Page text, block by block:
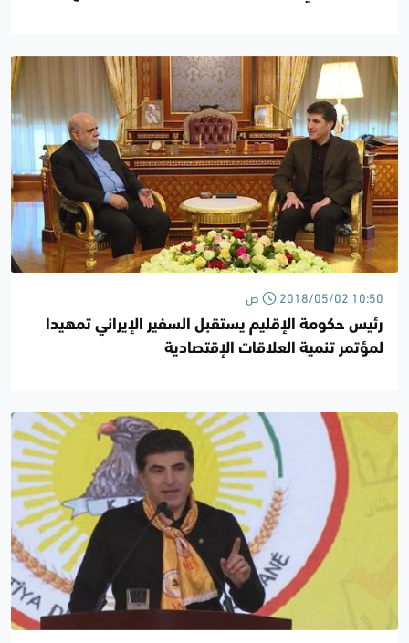
2018/05/02 10:50 ص
رئيس حكومة الإقليم يستقبل السفير الإيراني تمهيدا
لمؤتمر تنمية العلاقات الإقتصادية